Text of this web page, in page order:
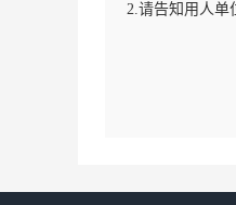
2.请告知用人单